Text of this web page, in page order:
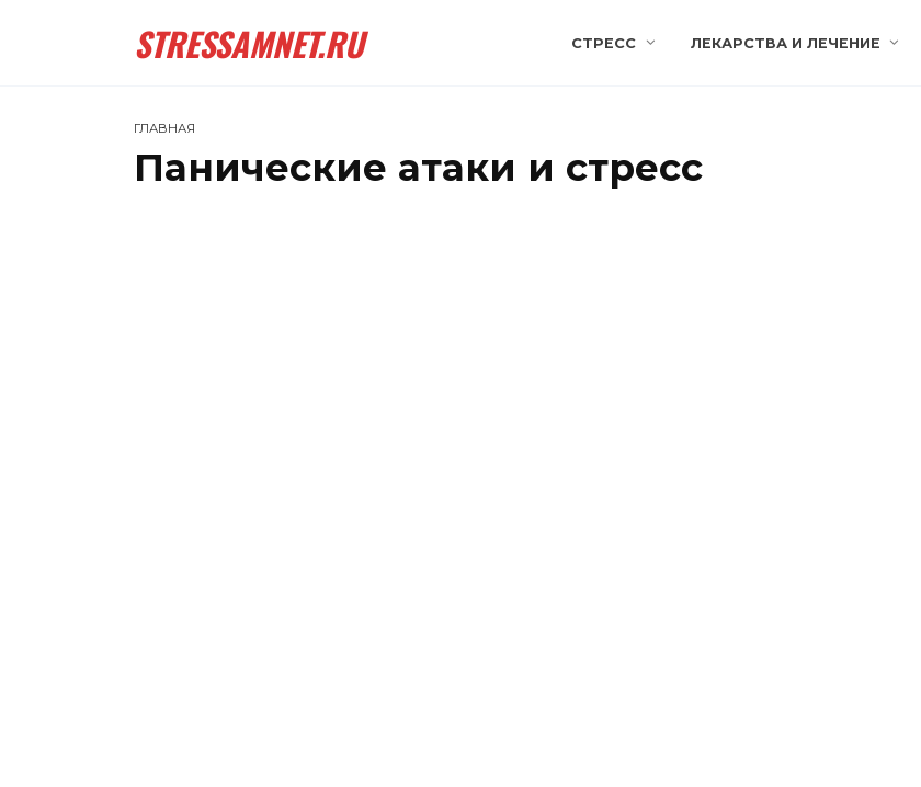
STRESSAMNET.RU СТРЕСС ЛЕКАРСТВА И ЛЕЧЕНИЕ
ГЛАВНАЯ
Панические атаки и стресс